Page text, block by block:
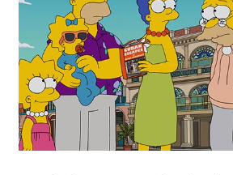
DATI
RICERCHE
PREVISIONI/SCENARI
NORMATIVE